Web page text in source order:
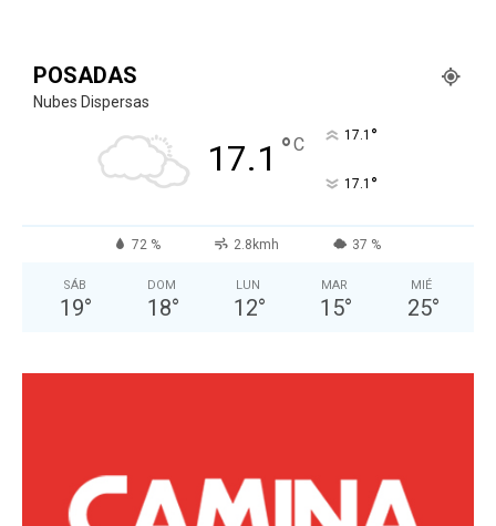
POSADAS
Nubes Dispersas
17.1 °C 17.1 °
17.1 °
72 % 2.8kmh 37 %
SÁB
19°
DOM
18°
LUN
12°
MAR
15°
MIÉ
25°